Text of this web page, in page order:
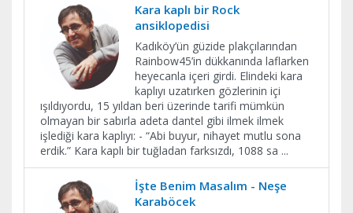
Kara kaplı bir Rock
ansiklopedisi
Kadıköy’ün güzide plakçılarından
Rainbow45’in dükkanında laflarken
heyecanla içeri girdi. Elindeki kara
kaplıyı uzatırken gözlerinin içi
ışıldıyordu, 15 yıldan beri üzerinde tarifi mümkün
olmayan bir sabırla adeta dantel gibi ilmek ilmek
işlediği kara kaplıyı: - “Abi buyur, nihayet mutlu sona
erdik.” Kara kaplı bir tuğladan farksızdı, 1088 sa ...
İşte Benim Masalım - Neşe
Karaböcek